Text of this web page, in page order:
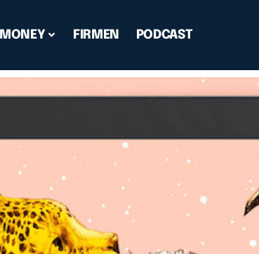
MONEY FIRMEN PODCAST